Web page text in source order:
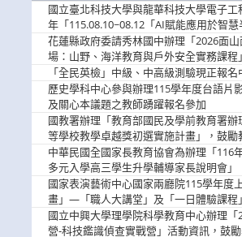
國立臺北科技大學與龍華科技大學電子工
年「115.08.10~08.12「AI賦能應用於智慧
歡迎學生踴躍報名參加
花蓮縣政府委請秀林國中辦理「2026面
場：山野、海洋教育與戶外安全實務課程
參加
「全民英檢」中級、中高級測驗現正報名
歷史學科中心參與辦理115學年度台語片
及關心本議題之教師踴躍報名參加
國教署辦理「教育部國民及學前教育署辦
等學校教學卓越獎初選實施計畫」，鼓勵
中華民國全國家長教育協會為辦理「116
多元入學高三學生升學輔導家長說明會」
國家表演藝術中心國家兩廳院115學年度
畫」—「職人大講堂」及「一日體驗課程
參與。
國立中興大學理學院科學教育中心辦理「
營-科技鑑識偵查實戰營」活動資訊，鼓